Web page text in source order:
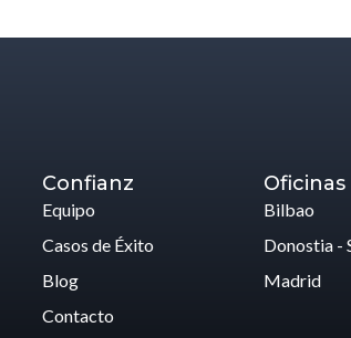
Confianz
Equipo
Casos de Éxito
Blog
Contacto
Oficinas
Bilbao
Donostia -
Madrid